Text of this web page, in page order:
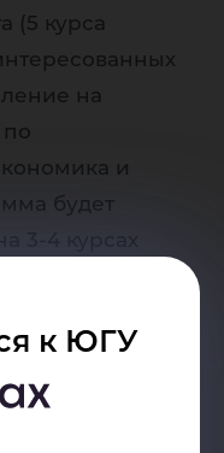
к ЮГУ
(5 курса
на
и
будет
3-4 курсах
(без привязки
–
«практичные»